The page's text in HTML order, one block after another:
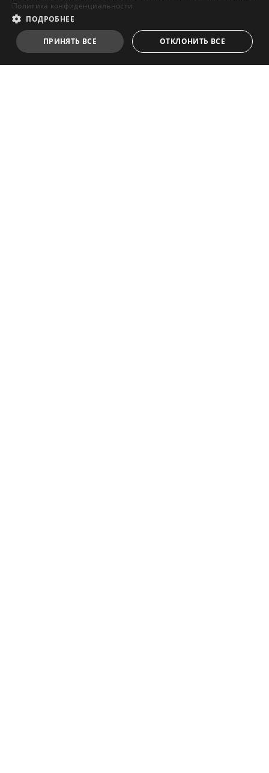
Политика конфиденциальности
ПОДРОБНЕЕ
ПРИНЯТЬ ВСЕ ОТКЛОНИТЬ ВСЕ